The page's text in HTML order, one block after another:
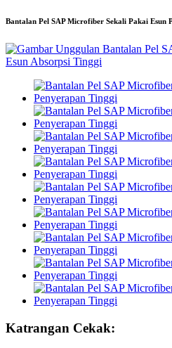
Bantalan Pel SAP Microfiber Sekali Pakai Esun
Katrangan Cekak: